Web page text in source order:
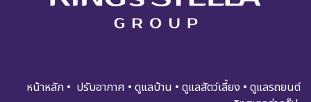
หน้าหลัก • ปรับอ​​​​​า​กาศ • ดูแ​​​ล​บ้า​น • ดูแล​สัตว์เลี้ยง • ดูแล​รถย​นต์